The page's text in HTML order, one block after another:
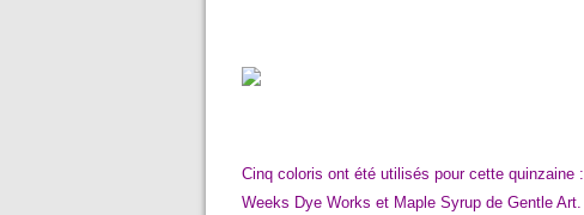
Cinq coloris ont été utilisés pour cette quinzaine :
Weeks Dye Works et Maple Syrup de Gentle Art.